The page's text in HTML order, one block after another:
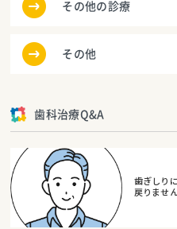
その他の診療
その他
歯科治療Q&A
歯ぎしり
戻りませ